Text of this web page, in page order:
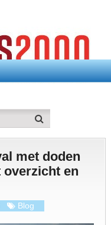
met doden
overzicht en
Blog